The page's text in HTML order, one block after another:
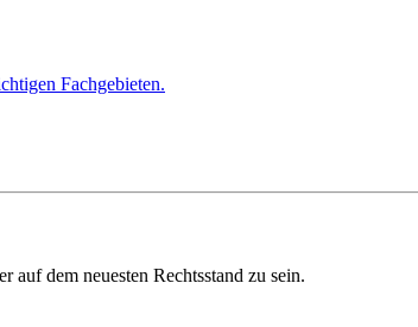
Fachgebieten.
auf dem neuesten Rechtsstand zu sein.